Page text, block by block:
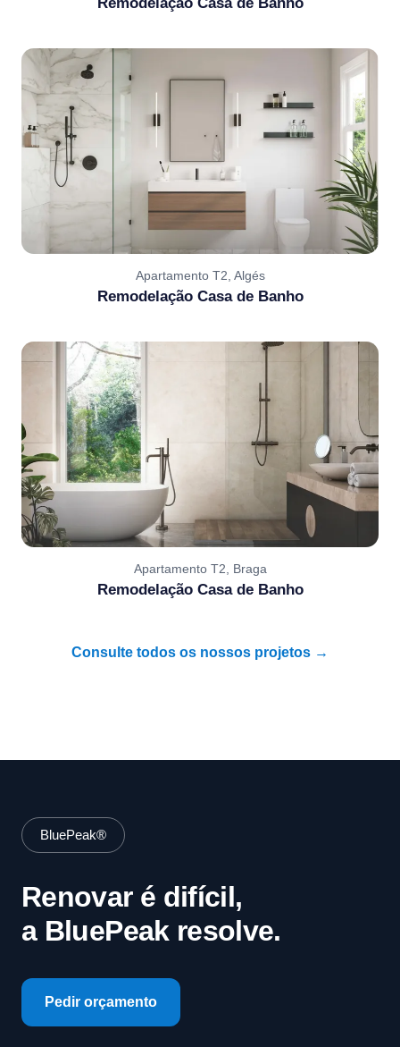
Apartamento T2, Algés
Remodelação Casa de Banho
Apartamento T2, Braga
Remodelação Casa de Banho
Consulte todos os nossos projetos →
BluePeak®
Renovar é difícil,
a BluePeak resolve.
Pedir orçamento